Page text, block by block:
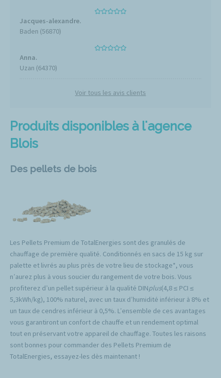
Produits disponibles à l'agence
Blois
Des pellets de bois
Les Pellets Premium de TotalEnergies sont des granulés de
chauffage de première qualité. Conditionnés en sacs de 15 kg sur
palette et livrés au plus près de votre lieu de stockage*, vous
n’aurez plus à vous soucier du rangement de votre bois. Vous
profiterez d’un pellet supérieur à la qualité DINplus(4,8 ≤ PCI ≤
5,3kWh/kg), 100% naturel, avec un taux d’humidité inférieur à 8% et
un taux de cendres inférieur à 0,5%. L’ensemble de ces avantages
vous garantiront un confort de chauffe et un rendement optimal
tout en préservant votre appareil de chauffage. Toutes les raisons
sont bonnes pour commander des Pellets Premium de
TotalEnergies, essayez-les dès maintenant !
Jacques-alexandre.
Baden (56870)
Anna.
Uzan (64370)
Voir tous les avis clients